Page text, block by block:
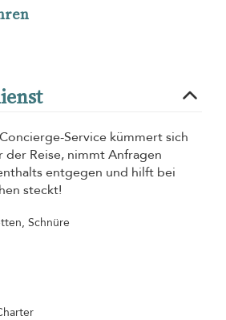
Service kümmert sich
der Reise, nimmt Anfragen
entgegen und hilft bei
steckt!
Schnüre